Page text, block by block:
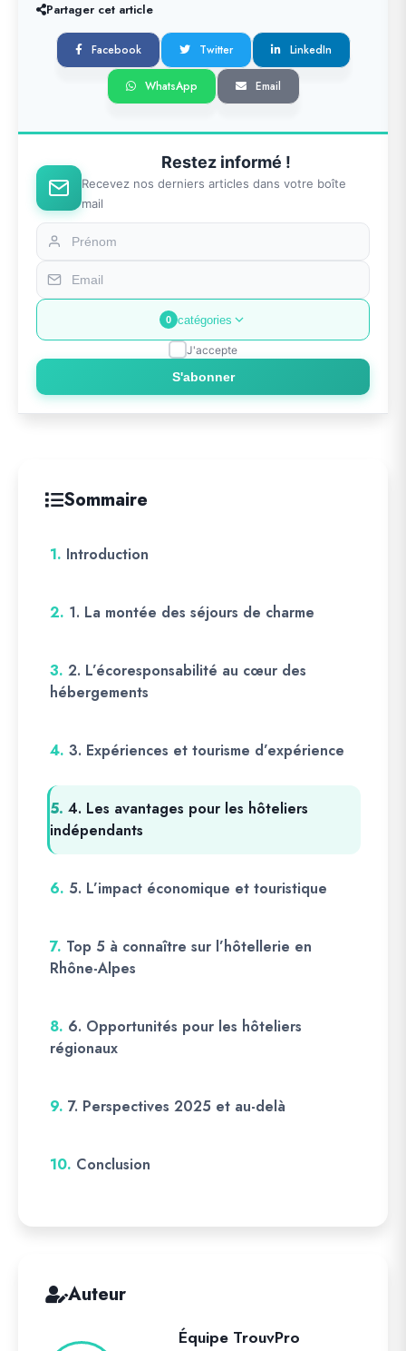
Partager cet article
Facebook Twitter LinkedIn
WhatsApp Email
Restez informé !
Recevez nos derniers articles dans votre boîte
mail
0 catégories
J'accepte
S'abonner
Sommaire
1. Introduction
2. 1. La montée des séjours de charme
3. 2. L’écoresponsabilité au cœur des
hébergements
4. 3. Expériences et tourisme d’expérience
5. 4. Les avantages pour les hôteliers
indépendants
6. 5. L’impact économique et touristique
7. Top 5 à connaître sur l’hôtellerie en
Rhône-Alpes
8. 6. Opportunités pour les hôteliers
régionaux
9. 7. Perspectives 2025 et au-delà
10. Conclusion
Auteur
Équipe TrouvPro